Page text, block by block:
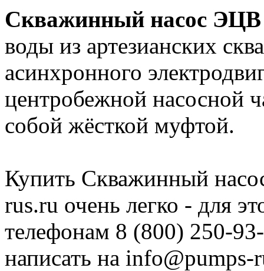
Скважинный насос ЭЦВ
воды из артезианских
асинхронного
центробежной наcосной
собой жёсткой муфтой.
Купить Скважинный
rus.ru очень легко - для
телефонам 8 (800) 250-
написать на info@pumps-